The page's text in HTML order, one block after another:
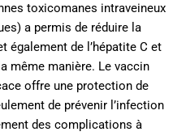
toxicomanes intraveineux
a permis de réduire la
également de l’hépatite C et
même manière. Le vaccin
offre une protection de
de prévenir l’infection
des complications à